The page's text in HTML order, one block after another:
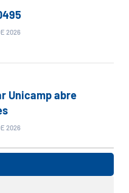
2026
Unicamp abre
2026